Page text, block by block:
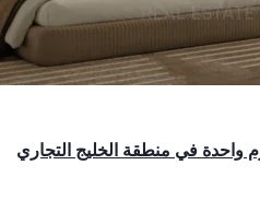
واحدة في منطقة الخليج التجاري